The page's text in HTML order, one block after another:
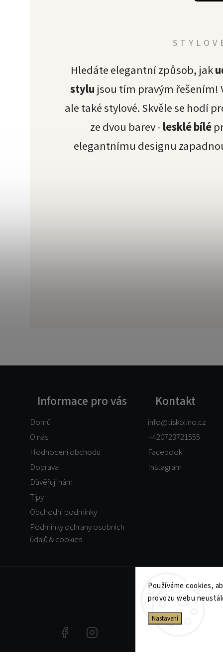
Používáme cookies,
provozu webu
Nastavení
Hledáte elegantní způsob, jak
stylu jsou tím pravým řešením!
ale také stylové. Skvěle se hodí
ze dvou barev -lesklé bílé
elegantnímu designu
Informace pro vás
Domů
O nás
Hodnocení obchodu
Doprava
Důvěřují nám
Tipy
Obchodní podmínky
Podmínky ochrany osobních
údajů & cookies
Kontakt
info@tiskolino.cz
+420723721555
Facebook
Instagram
+420723721555
Facebook